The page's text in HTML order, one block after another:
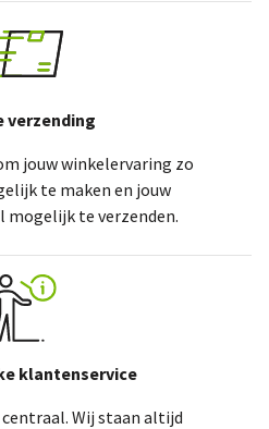
verzending
jouw winkelervaring zo
te maken en jouw
mogelijk te verzenden.
klantenservice
Wij staan altijd